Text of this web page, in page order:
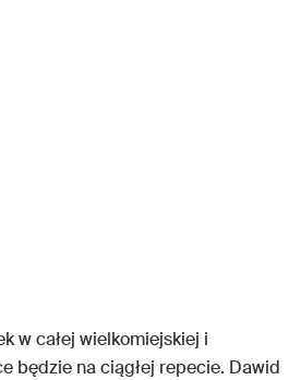
w całej wielkomiejskiej i
będzie na ciągłej repecie. Dawid